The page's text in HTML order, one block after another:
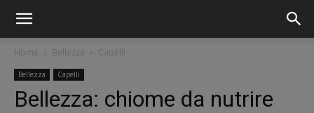
Home Bellezza Capelli
Bellezza Capelli
Bellezza: chiome da nutrire